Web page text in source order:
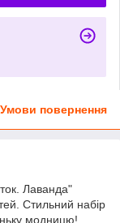
Умови повернення
Лаванда"
Стильний набір
модницю!